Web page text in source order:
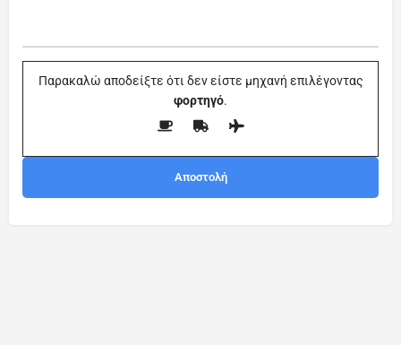
Παρακαλώ αποδείξτε ότι δεν είστε μηχανή επιλέγοντας
φορτηγό.